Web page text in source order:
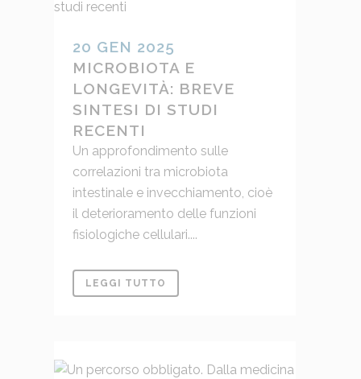
20 GEN 2025
MICROBIOTA E
LONGEVITÀ: BREVE
SINTESI DI STUDI
RECENTI
Un approfondimento sulle
correlazioni tra microbiota
intestinale e invecchiamento, cioè
il deterioramento delle funzioni
fisiologiche cellulari....
LEGGI TUTTO